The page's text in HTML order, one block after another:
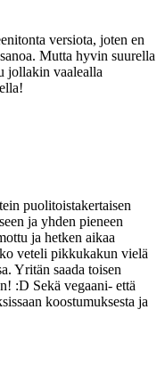
versiota, joten en
Mutta hyvin suurella
jollakin vaalealla
puolitoistakertaisen
ja yhden pieneen
ja hetken aikaa
veteli pikkukakun vielä
Yritän saada toisen
:D Sekä vegaani- että
koostumuksesta ja